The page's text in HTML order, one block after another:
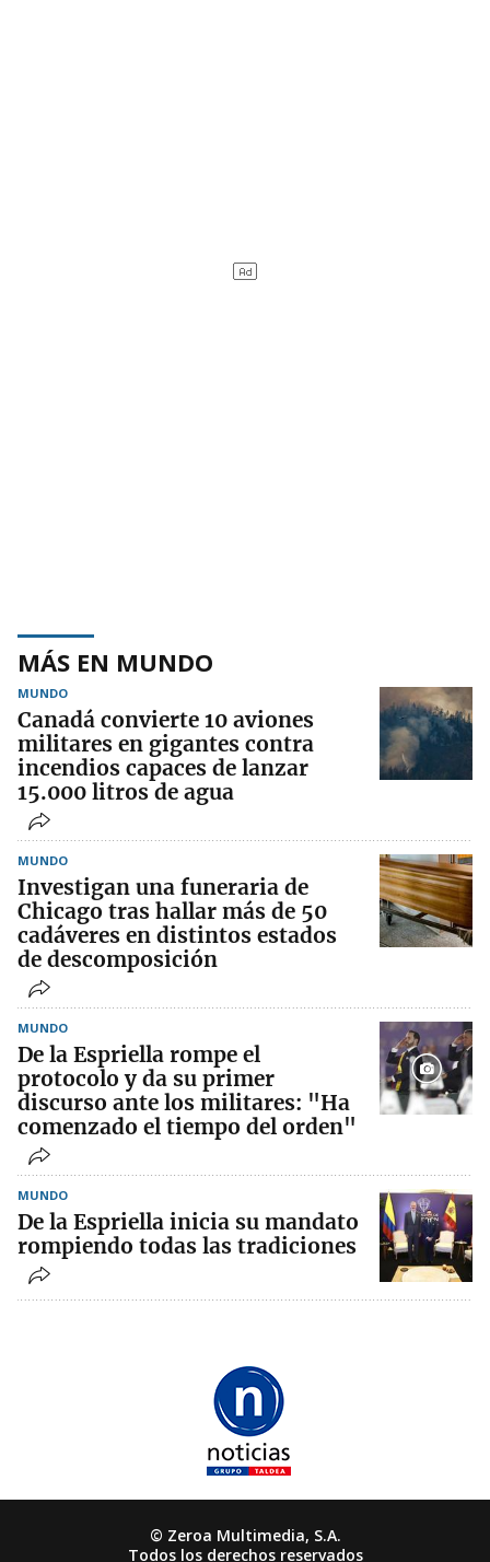
MÁS EN MUNDO
MUNDO
Canadá convierte 10 aviones
militares en gigantes contra
incendios capaces de lanzar
15.000 litros de agua
MUNDO
Investigan una funeraria de
Chicago tras hallar más de 50
cadáveres en distintos estados
de descomposición
MUNDO
De la Espriella rompe el
protocolo y da su primer
discurso ante los militares: "Ha
comenzado el tiempo del orden"
MUNDO
De la Espriella inicia su mandato
rompiendo todas las tradiciones
© Zeroa Multimedia, S.A.
Todos los derechos reservados